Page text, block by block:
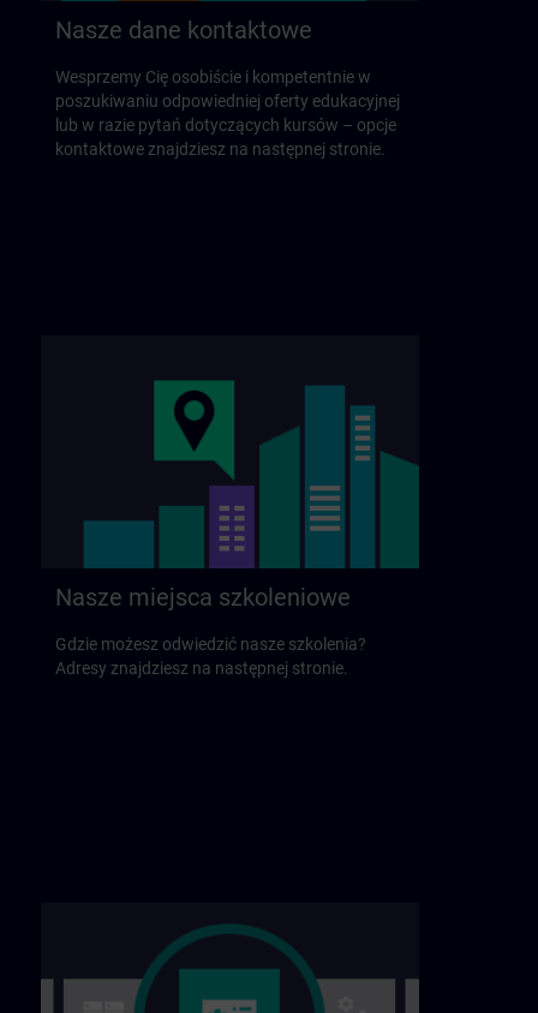
Nasze dane kontaktowe
Wesprzemy Cię osobiście i kompetentnie w
poszukiwaniu odpowiedniej oferty edukacyjnej
lub w razie pytań dotyczących kursów – opcje
kontaktowe znajdziesz na następnej stronie.
Nasze miejsca szkoleniowe
Gdzie możesz odwiedzić nasze szkolenia?
Adresy znajdziesz na następnej stronie.